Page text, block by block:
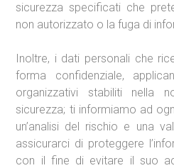
sicurezza specificati che
non autorizzato o la fuga di
Inoltre, i dati personali che
forma confidenziale,
organizzativi stabiliti nella
sicurezza; ti informiamo ad
un’analisi del rischio e una
assicurarci di proteggere
con il fine di evitare il suo